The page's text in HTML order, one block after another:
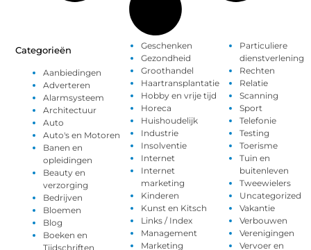
Categorieën
Aanbiedingen
Adverteren
Alarmsysteem
Architectuur
Auto
Auto's en Motoren
Banen en
opleidingen
Beauty en
verzorging
Bedrijven
Bloemen
Blog
Boeken en
Tijdschriften
Geschenken
Gezondheid
Groothandel
Haartransplantatie
Hobby en vrije tijd
Horeca
Huishoudelijk
Industrie
Insolventie
Internet
Internet
marketing
Kinderen
Kunst en Kitsch
Links / Index
Management
Marketing
Particuliere
dienstverlening
Rechten
Relatie
Scanning
Sport
Telefonie
Testing
Toerisme
Tuin en
buitenleven
Tweewielers
Uncategorized
Vakantie
Verbouwen
Verenigingen
Vervoer en